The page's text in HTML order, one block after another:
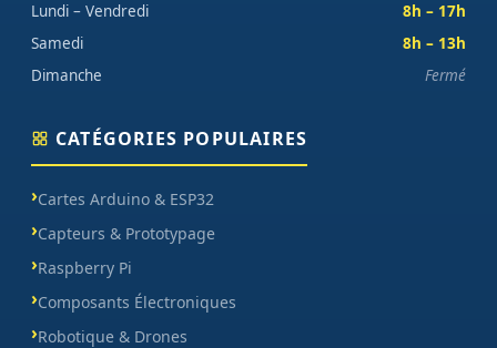
Lundi – Vendredi
8h – 17h
Samedi
8h – 13h
Dimanche
Fermé
CATÉGORIES POPULAIRES
Cartes Arduino & ESP32
Capteurs & Prototypage
Raspberry Pi
Composants Électroniques
Robotique & Drones